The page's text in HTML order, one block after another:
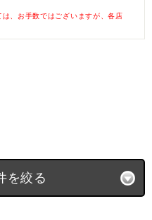
、お手数ではございますが、各店
を絞る